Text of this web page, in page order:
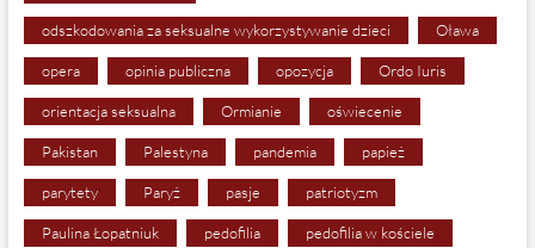
odszkodowania za seksualne wykorzystywanie dzieci Oława
opera opinia publiczna opozycja Ordo Iuris
orientacja seksualna Ormianie oświecenie
Pakistan Palestyna pandemia papież
parytety Paryż pasje patriotyzm
Paulina Łopatniuk pedofilia pedofilia w kościele